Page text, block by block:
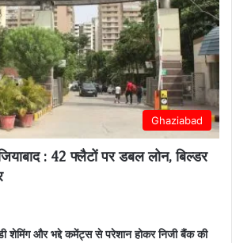
Ghaziabad
: 42 फ्लैटों पर डबल लोन, बिल्डर
शेमिंग और भद्दे कमेंट्स से परेशान होकर निजी बैंक की